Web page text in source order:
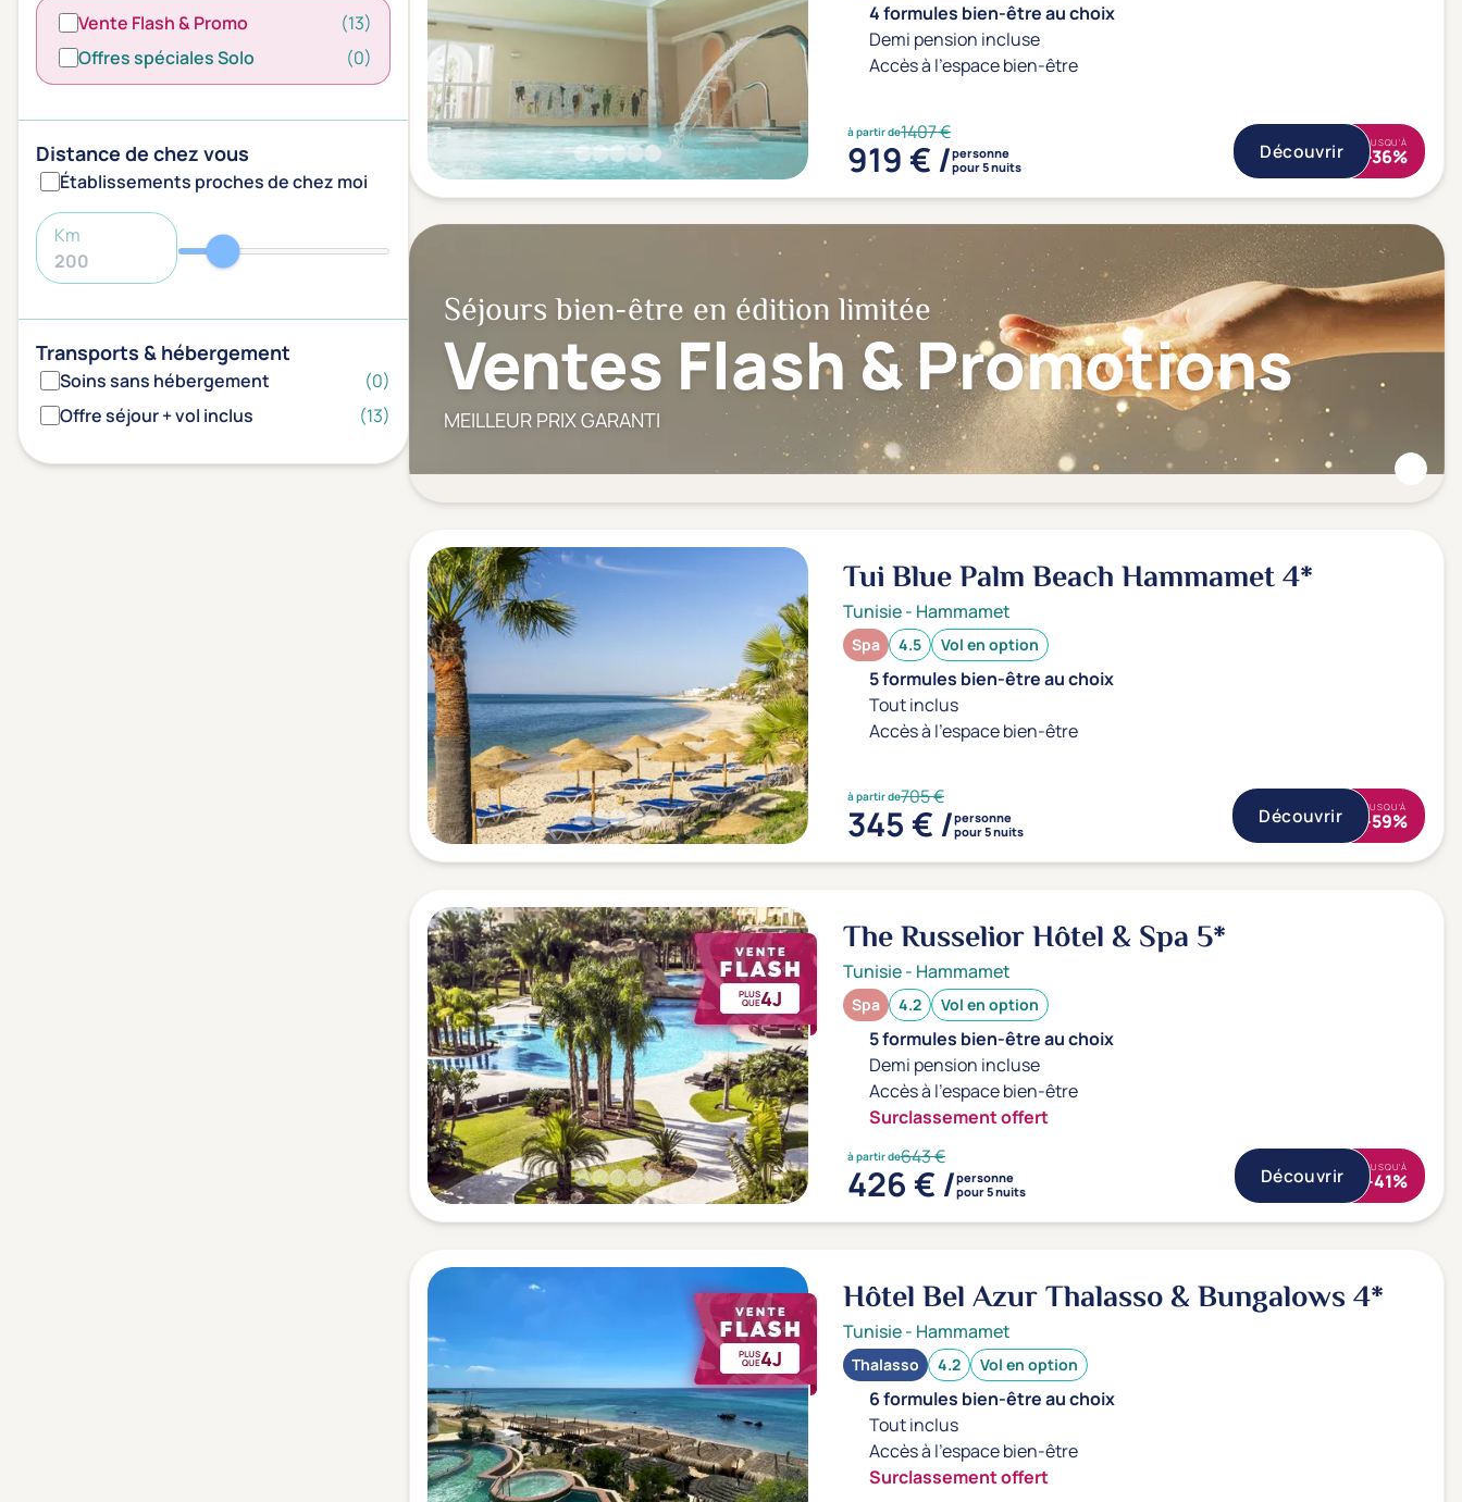
Vente Flash & Promo
(13)
Offres spéciales Solo
(0)
Distance de chez vous
Établissements proches de chez moi
Km
Transports & hébergement
Soins sans hébergement
(0)
Offre séjour + vol inclus
(13)
4 formules bien-être au choix
Demi pension incluse
Accès à l'espace bien-être
à partir de1407 €
919 € /personne
pour 5 nuits
Découvrir JUSQU'À
-36%
Séjours bien-être en édition limitée
Ventes Flash & Promotions
MEILLEUR PRIX GARANTI
Tui Blue Palm Beach Hammamet4*
Tunisie- Hammamet
Spa 4.5 Vol en option
5 formules bien-être au choix
Tout inclus
Accès à l'espace bien-être
à partir de705 €
345 € /personne
pour 5 nuits
Découvrir JUSQU'À
-59%
PLUS
QUE4J
The Russelior Hôtel & Spa 5*
Tunisie- Hammamet
Spa 4.2 Vol en option
5 formules bien-être au choix
Demi pension incluse
Accès à l'espace bien-être
Surclassement offert
à partir de643 €
426 € /personne
pour 5 nuits
Découvrir JUSQU'À
-41%
PLUS
QUE4J
Hôtel Bel Azur Thalasso & Bungalows4*
Tunisie- Hammamet
Thalasso 4.2 Vol en option
6 formules bien-être au choix
Tout inclus
Accès à l'espace bien-être
Surclassement offert